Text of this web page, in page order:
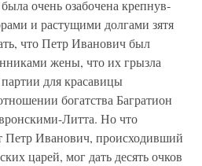
очень озабочена крепнув­
и растущими долгами зятя
что Петр Иванович был
жены, что их грызла
для красавицы
богатства Багратион
Литта. Но что
Петр Иванович, происходивший
царей, мог дать десять очков